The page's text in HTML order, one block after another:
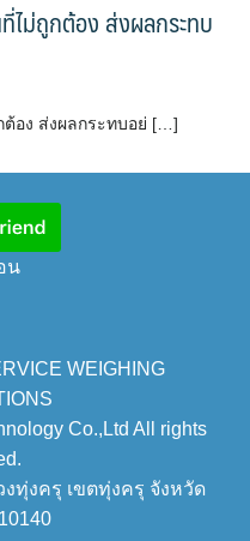
ไม่ถูกต้อง ส่งผลกระทบ
ต้อง ส่งผลกระทบอย่ […]
น
WEIGHING
Co.,Ltd All rights
ทุ่งครุ เขตทุ่งครุ จังหวัด